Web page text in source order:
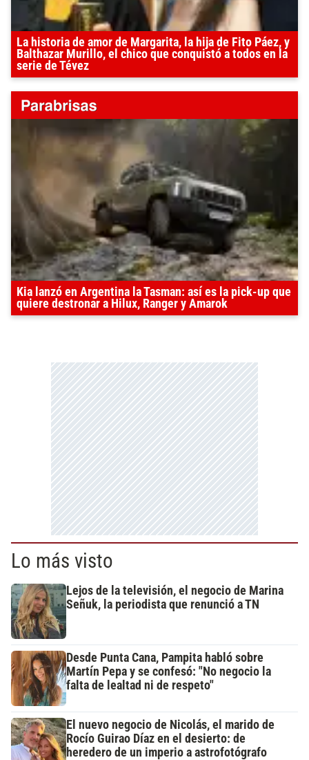
La historia de amor de Margarita, la hija de Fito Páez, y
Balthazar Murillo, el chico que conquistó a todos en la
serie de Tévez
Kia lanzó en Argentina la Tasman: así es la pick-up que
quiere destronar a Hilux, Ranger y Amarok
Lo más visto
Lejos de la televisión, el negocio de Marina
Señuk, la periodista que renunció a TN
Desde Punta Cana, Pampita habló sobre
Martín Pepa y se confesó: "No negocio la
falta de lealtad ni de respeto"
El nuevo negocio de Nicolás, el marido de
Rocío Guirao Díaz en el desierto: de
heredero de un imperio a astrofotógrafo